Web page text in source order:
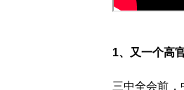
1、又一个高
三中全会前